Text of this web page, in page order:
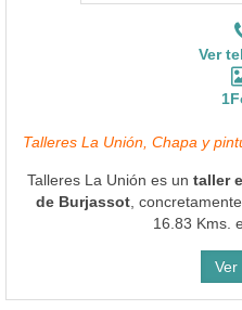
Ver
Talleres La Unión, Chapa y
Talleres La Unión es un taller
de Burjassot ,
16.83 Kms.
Ver